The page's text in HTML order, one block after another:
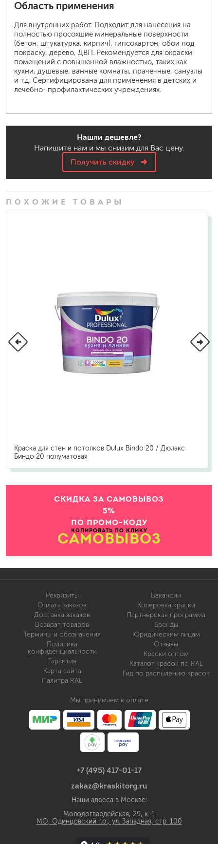
Область применения
Для внутренних работ. Подходит для нанесения на
полностью просохшие минеральные поверхности
(бетон, штукатурка, кирпич), гипсокартон, обои под
покраску, дерево, ДВП. Рекомендуется для окраски
помещений с повышенной влажностью, таких как
кухни, душевые, ванные комнаты, прачечные, санузлы
и т.д. Сертифицирована для применения в детских и
лечебно- профилактических учреждениях.
Нашли дешевле?
Напишите нам и мы снизим для Вас цену.
Получить скидку
ПОХОЖИЕ ТОВАРЫ
Краска для стен и потолков Dulux Bindo 20 / Дюлакс
Биндо 20 полуматовая
СКИДКА ЗА САМОВЫВОЗ
5%
ПО ПРОМО-КОДУ
КОПИРОВАТЬ ПО КЛИКУ
САМОВЫВОЗ
Реквизиты
Оплата заказов
Доставка заказов
Возврат товаров
Термины и обозначения
Политика
конфиденциальности
Гарантия
Карта сайта
Палитра RAL
Вакансии
Колеровка краски
Партнерская программа
Бренды
Юридическим лицам
Отзывы
Краски оптом
Каталог красок по RAL
Гид по распылению красок
Мы принимаем к оплате
+7 (495) 417-01-17
zakaz@kraskitorg.ru
Наши адреса в Москве:
Молодогвардейская, 29, к. 1
МО, Одинцовский г.о., ул. Западная, стр. 100